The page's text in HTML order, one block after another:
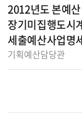
2012년도 본예산
장기미집행도시
세출예산사업명
기획예산담당관